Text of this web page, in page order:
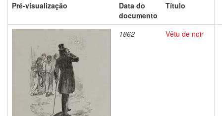
Pré-visualização
Data do
documento
Título
1862 Vêtu de noir